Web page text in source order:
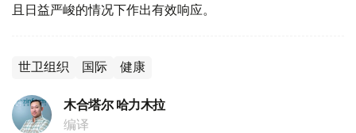
且日益严峻的情况下作出有效响应。
世卫组织 国际 健康
木合塔尔 哈力木拉
编译